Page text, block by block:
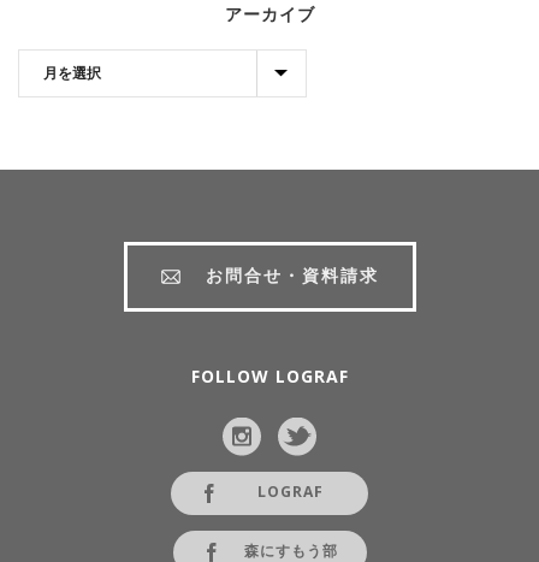
アーカイブ
お問合せ・資料請求
FOLLOW LOGRAF
LOGRAF
森にすもう部